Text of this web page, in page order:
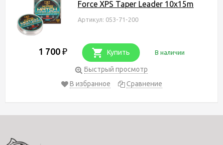
Force XPS Taper Leader 10x15m
Артикул: 053-71-200
1 700 ₽ Купить В наличии
Быстрый просмотр
В избранное
Сравнение